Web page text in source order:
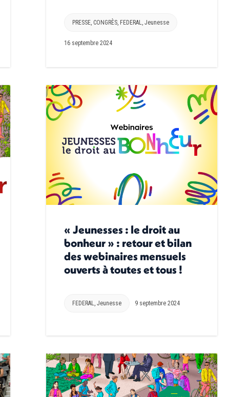
PRESSE, CONGRÈS, FEDERAL,Jeunesse
16 septembre 2024
« Jeunesses : le droit au
bonheur » : retour et bilan
des webinaires mensuels
ouverts à toutes et tous !
FEDERAL ,Jeunesse 9 septembre 2024